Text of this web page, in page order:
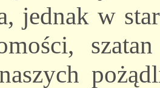
jednak w